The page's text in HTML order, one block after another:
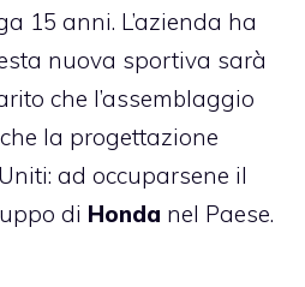
15 anni. L’azienda ha
nuova sportiva sarà
che l’assemblaggio
la progettazione
ad occuparsene il
di Honda nel Paese.